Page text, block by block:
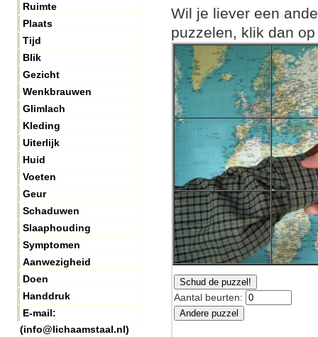
Ruimte
Plaats
Tijd
Blik
Gezicht
Wenkbrauwen
Glimlach
Kleding
Uiterlijk
Huid
Voeten
Geur
Schaduwen
Slaaphouding
Symptomen
Aanwezigheid
Doen
Handdruk
E-mail:
(info@lichaamstaal.nl)
Wil je liever een
puzzelen, klik dan